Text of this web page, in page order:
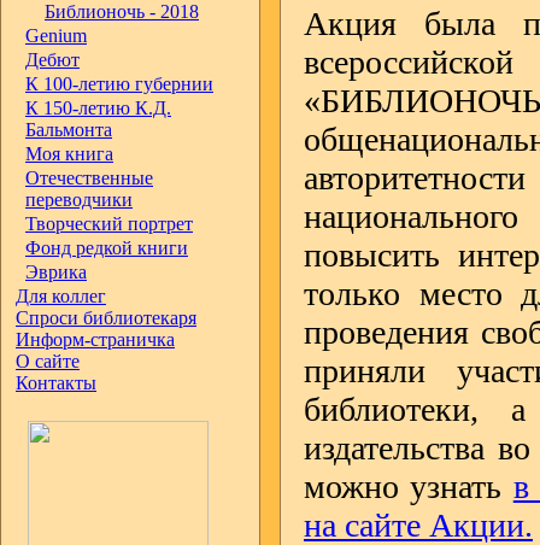
Библионочь - 2018
Genium
Дебют
К 100-летию губернии
К 150-летию К.Д.
Бальмонта
Моя книга
Отечественные
переводчики
Творческий портрет
Фонд редкой книги
Эврика
Для коллег
Спроси библиотекаря
Информ-страничка
О сайте
Контакты
Акция была
повысить
только место
проведения
приняли
библиотеки,
издательства
можно узнать в
на сайте Акции.